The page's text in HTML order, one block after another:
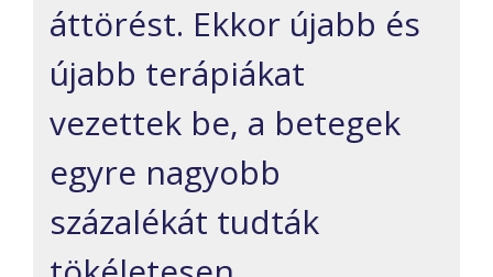
áttörést. Ekkor újabb és
újabb terápiákat
vezettek be, a betegek
egyre nagyobb
százalékát tudták